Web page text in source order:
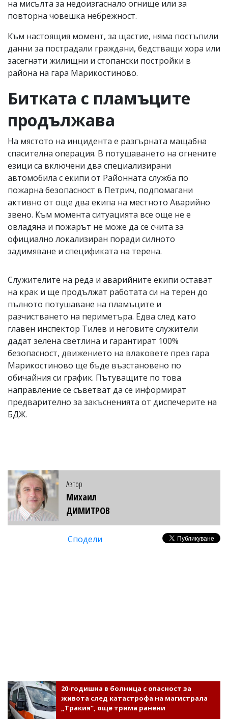
на мисълта за недоизгаснало огнище или за
повторна човешка небрежност.
Към настоящия момент, за щастие, няма постъпили
данни за пострадали граждани, бедстващи хора или
засегнати жилищни и стопански постройки в
района на гара Марикостиново.
Битката с пламъците
продължава
На мястото на инцидента е разгърната мащабна
спасителна операция. В потушаването на огнените
езици са включени два специализирани
автомобила с екипи от Районната служба по
пожарна безопасност в Петрич, подпомагани
активно от още два екипа на местното Аварийно
звено. Към момента ситуацията все още не е
овладяна и пожарът не може да се счита за
официално локализиран поради силното
задимяване и спецификата на терена.
Служителите на реда и аварийните екипи остават
на крак и ще продължат работата си на терен до
пълното потушаване на пламъците и
разчистването на периметъра. Едва след като
главен инспектор Тилев и неговите служители
дадат зелена светлина и гарантират 100%
безопасност, движението на влаковете през гара
Марикостиново ще бъде възстановено по
обичайния си график. Пътуващите по това
направление се съветват да се информират
предварително за закъсненията от диспечерите на
БДЖ.
Автор
Михаил
ДИМИТРОВ
Сподели
20-годишна в болница с опасност за
живота след катастрофа на магистрала
„Тракия“, още трима ранени